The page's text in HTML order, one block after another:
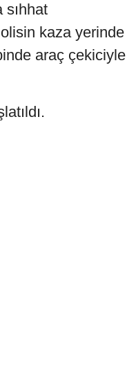
kaza yerinde
araç çekiciyle